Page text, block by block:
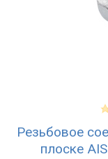
Резьбовое
плоске